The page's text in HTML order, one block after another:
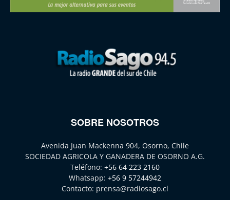
SOBRE NOSOTROS
Avenida Juan Mackenna 904, Osorno, Chile
SOCIEDAD AGRICOLA Y GANADERA DE OSORNO A.G.
Teléfono: +56 64 223 2160
Whatsapp: +56 9 57244942
Contacto: prensa@radiosago.cl